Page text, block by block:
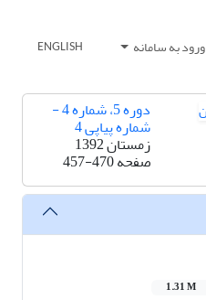
ورود به سامانه ENGLISH
دوره 5، شماره 4 -
شماره پیاپی 4
زمستان 1392
صفحه457-470
1.31 M